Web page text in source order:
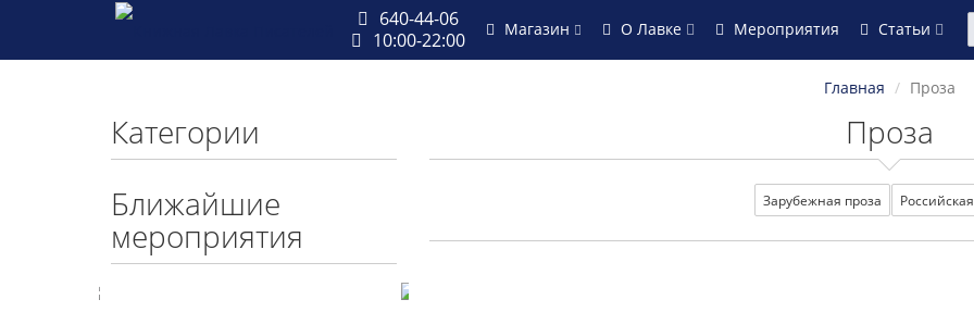
640-44-06
10:00-22:00
Магазин О Лавке Мероприятия Статьи
Категории
Ближайшие
мероприятия
Главная Проза
Проза
Зарубежная проза